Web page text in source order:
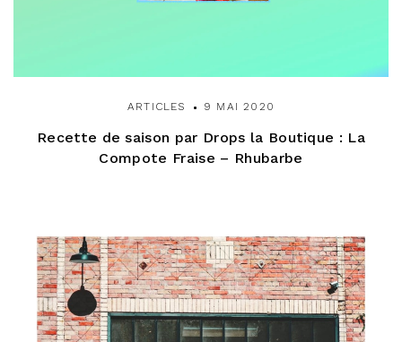
ARTICLES 9 MAI 2020
Recette de saison par Drops la Boutique : La
Compote Fraise – Rhubarbe